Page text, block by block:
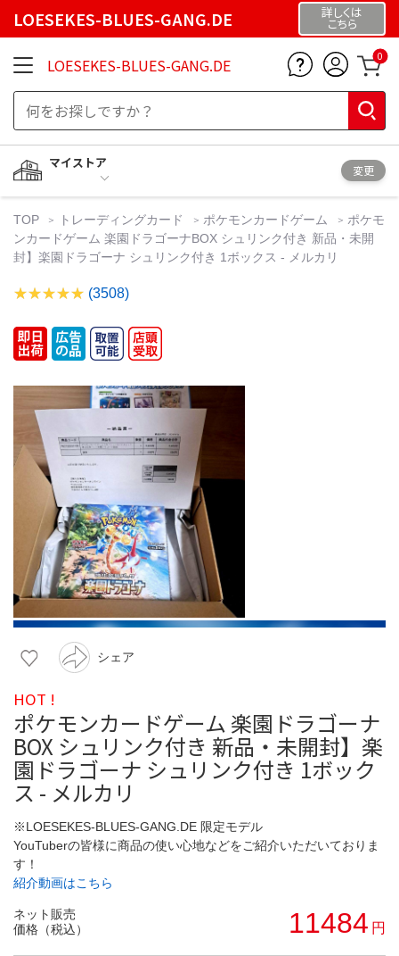
LOESEKES-BLUES-GANG.DE 詳しくは
こちら
LOESEKES-BLUES-GANG.DE 0
マイストア
変更
TOP トレーディングカード ポケモンカードゲーム
ポケモ
ンカードゲーム 楽園ドラゴーナBOX シュリンク付き 新品・未開
封】楽園ドラゴーナ シュリンク付き 1ボックス - メルカリ
(3508)
シェア
HOT !
ポケモンカードゲーム 楽園ドラゴーナ
BOX シュリンク付き 新品・未開封】楽
園ドラゴーナ シュリンク付き 1ボック
ス - メルカリ
※LOESEKES-BLUES-GANG.DE 限定モデル
YouTuberの皆様に商品の使い心地などをご紹介いただいておりま
す！
紹介動画はこちら
ネット販売
価格（税込）
11484 円